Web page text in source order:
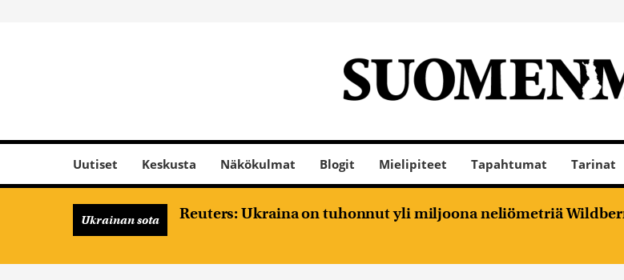
Uutiset Keskusta Näkökulmat Blogit Mielipiteet Tapahtumat Tarinat
Ukrainan sota Reuters: Ukraina on tuhonnut yli miljoona neliömetriä